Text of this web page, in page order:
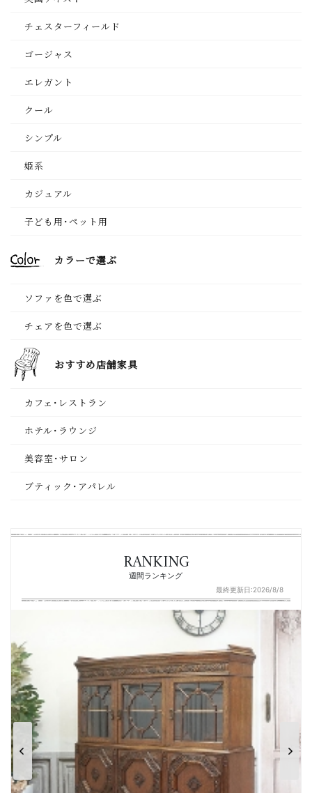
チェスターフィールド
ゴージャス
エレガント
クール
シンプル
姫系
カジュアル
子ども用･ペット用
カラーで選ぶ
ソファを色で選ぶ
チェアを色で選ぶ
おすすめ店舗家具
カフェ･レストラン
ホテル･ラウンジ
美容室･サロン
ブティック･アパレル